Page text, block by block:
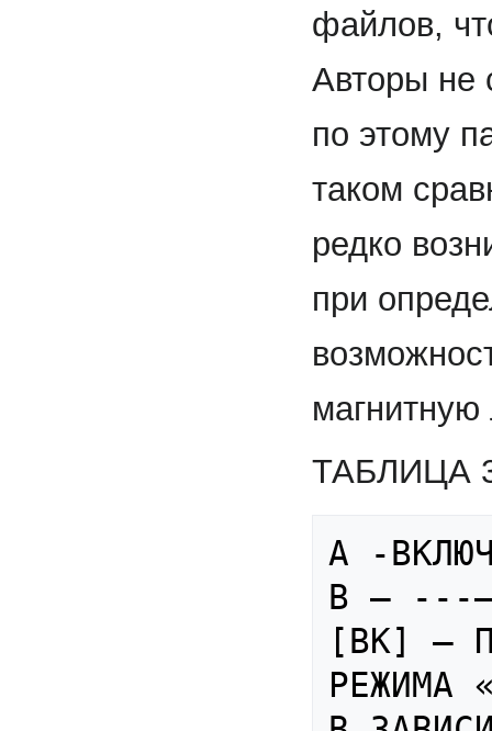
файлов,
Авторы не
по этому
таком
редко
при
магнитную
ТАБЛИЦА
А -
В — ---
[ВК] —
РЕЖИМА